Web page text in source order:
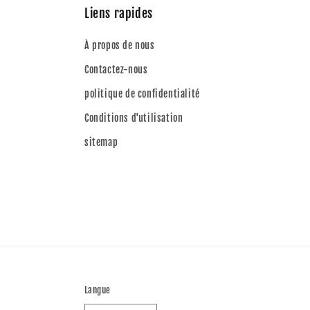
Liens rapides
À propos de nous
Contactez-nous
politique de confidentialité
Conditions d'utilisation
sitemap
Langue